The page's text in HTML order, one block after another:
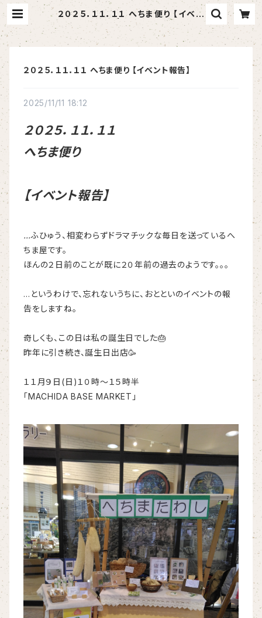
２０２５．１１．１１ へちま便り 【イベン
ト報告】 | へちま屋さはらん
２０２５．１１．１１ へちま便り 【イベント報告】
2025/11/11 18:12
２０２５．１１．１１
へちま便り
【イベント報告】
…ふひゅう、相変わらずドラマチックな毎日を送っているへ
ちま屋です。
ほんの２日前のことが既に２０年前の過去のようです。。。
…というわけで、忘れないうちに、おとといのイベントの報
告をしますね。
奇しくも、この日は私の誕生日でした🎂
昨年に引き続き、誕生日出店🥳
１１月９日(日)１０時～１５時半
「MACHIDA BASE MARKET」